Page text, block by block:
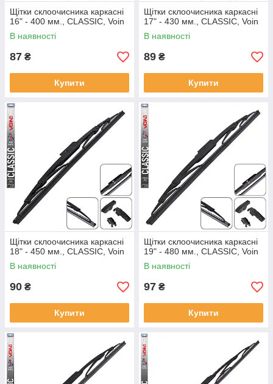
Щітки склоочисника каркасні
16" - 400 мм., CLASSIC, Voin
В наявності
87 ₴
Купити
Щітки склоочисника каркасні
17" - 430 мм., CLASSIC, Voin
В наявності
89 ₴
Купити
Щітки склоочисника каркасні
18" - 450 мм., CLASSIC, Voin
В наявності
90 ₴
Купити
Щітки склоочисника каркасні
19" - 480 мм., CLASSIC, Voin
В наявності
97 ₴
Купити